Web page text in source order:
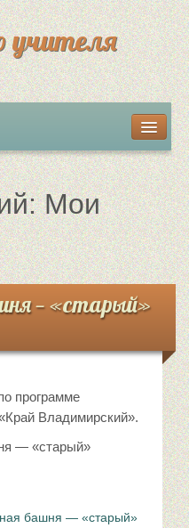
учителя
Мои
— «старый»
программе
Владимирский».
— «старый»
башня — «старый»